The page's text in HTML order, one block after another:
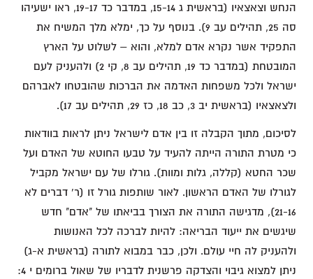
הנחש וצאצאיו (בראשית ג 15-14, במדבר כד 19-17, ראו ישעיהו
סה 25, תהילים עב 9). בנוסף על כך, ימלא מלך המשיח את
התפקיד אשר נקרא אדם למלא, והוא – לשלוט על הארץ
המובטחת (במדבר כד 19, תהילים עב 8, קי 2) ולהעניק לעם
ישראל ולכל משפחות האדמה את הברכות שהובטחו לאברהם
ולצאצאיו (בראשית יב 3, כב 18, כז 29, תהילים עב 17).
לסיכום, מתוך הקבלה זו בין אדם לישראל ניתן לראות בוודאות
כי מטרת התורה הייתה להעיד על טבעו החוטא של האדם ועל
שכר החטא (קללה, גלות ומוות). גורלו של עם ישראל מקביל
לגורלו של האדם הראשון. לאור שותפות גורל זו (ר' דברים לא
21-16), מדגישה התורה את הצורך בביאתו של "אדם" חדש
שיגשים את ייעוד הבריאה: להיות לברכה לכל האנושות
ולהעניק לה חיי עולם. ולכן, כבר במבוא לתורה (בראשית א-ג)
ניתן למצוא גיבוי והצדקה פרשנית לדבריו של שאול ברומים י 4: